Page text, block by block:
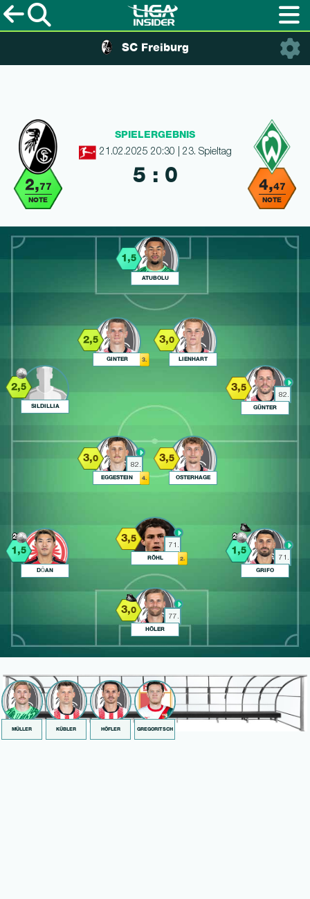
SC Freiburg
2,77
NOTE
4,47
NOTE
SPIELERGEBNIS
21.02.2025 20:30 | 23. Spieltag
5 : 0
1,5
ATUBOLU
2,5
GINTER 3.
3,0
LIENHART
2,5
SILDILLIA
82.
3,5
GÜNTER
82.
3,0
EGGESTEIN 4.
3,5
OSTERHAGE
1,5
2
DŌAN
71.
3,5
RÖHL 2. 71.
1,5
2
GRIFO
77.
3,0
HÖLER
MÜLLER KÜBLER HÖFLER GREGORITSCH